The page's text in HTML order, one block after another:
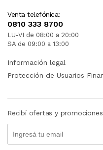
Venta telefónica:
0810 333 8700
LU-VI de 08:00 a 20:00
SA de 09:00 a 13:00
Información legal
Protección de Usuarios
Recibí ofertas y promociones